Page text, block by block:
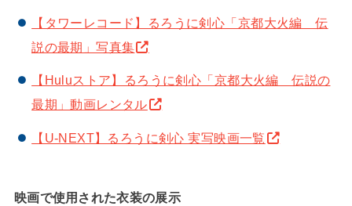
【タワーレコード】るろうに剣心「京都大火編 伝
説の最期」写真集
【Huluストア】るろうに剣心「京都大火編 伝説の
最期」動画レンタル
【U-NEXT】るろうに剣心 実写映画一覧
映画で使用された衣装の展示